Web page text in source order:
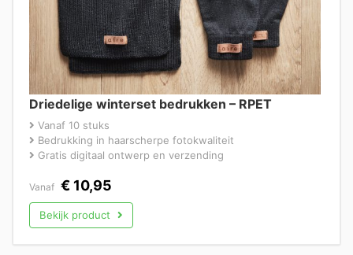
Driedelige winterset bedrukken – RPET
Vanaf 10 stuks
Bedrukking in haarscherpe fotokwaliteit
Gratis digitaal ontwerp en verzending
Vanaf € 10,95
Bekijk product